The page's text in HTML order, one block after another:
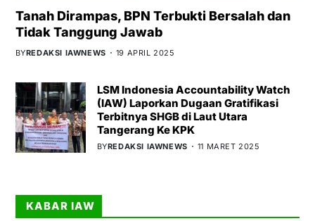
Tanah Dirampas, BPN Terbukti Bersalah dan
Tidak Tanggung Jawab
BYREDAKSI IAWNEWS 19 APRIL 2025
LSM Indonesia Accountability Watch
(IAW) Laporkan Dugaan Gratifikasi
Terbitnya SHGB di Laut Utara
Tangerang Ke KPK
BYREDAKSI IAWNEWS 11 MARET 2025
KABAR IAW